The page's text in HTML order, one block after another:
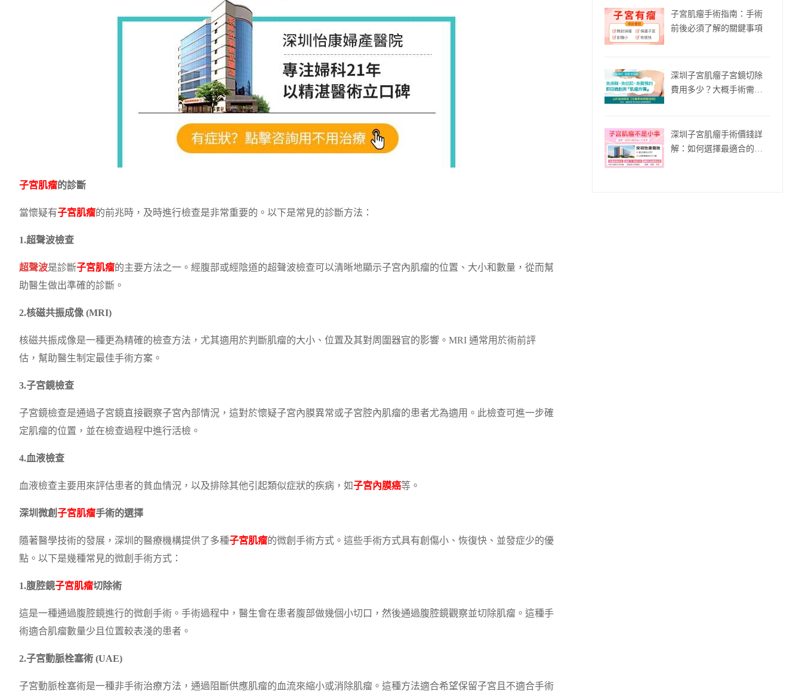
子宮肌瘤的診斷
當懷疑有子宮肌瘤的前兆時，及時進行檢查是非常重要的。以下是常見的診斷方法：
1.超聲波檢查
超聲波是診斷子宮肌瘤的主要方法之一。經腹部或經陰道的超聲波檢查可以清晰地顯示子宮內肌瘤的位置、大小和數量，從而幫
助醫生做出準確的診斷。
2.核磁共振成像 (MRI)
核磁共振成像是一種更為精確的檢查方法，尤其適用於判斷肌瘤的大小、位置及其對周圍器官的影響。MRI 通常用於術前評
估，幫助醫生制定最佳手術方案。
3.子宮鏡檢查
子宮鏡檢查是通過子宮鏡直接觀察子宮內部情況，這對於懷疑子宮內膜異常或子宮腔內肌瘤的患者尤為適用。此檢查可進一步確
定肌瘤的位置，並在檢查過程中進行活檢。
4.血液檢查
血液檢查主要用來評估患者的貧血情況，以及排除其他引起類似症狀的疾病，如子宮內膜癌等。
深圳微創子宮肌瘤手術的選擇
隨著醫學技術的發展，深圳的醫療機構提供了多種子宮肌瘤的微創手術方式。這些手術方式具有創傷小、恢復快、並發症少的優
點。以下是幾種常見的微創手術方式：
1.腹腔鏡子宮肌瘤切除術
這是一種通過腹腔鏡進行的微創手術。手術過程中，醫生會在患者腹部做幾個小切口，然後通過腹腔鏡觀察並切除肌瘤。這種手
術適合肌瘤數量少且位置較表淺的患者。
2.子宮動脈栓塞術 (UAE)
子宮動脈栓塞術是一種非手術治療方法，通過阻斷供應肌瘤的血流來縮小或消除肌瘤。這種方法適合希望保留子宮且不適合手術
子宮肌瘤手術指南：手術
前後必須了解的關鍵事項
深圳子宮肌瘤子宮鏡切除
費用多少？大概手術需要
深圳子宮肌瘤手術價錢詳
解：如何選擇最適合的治